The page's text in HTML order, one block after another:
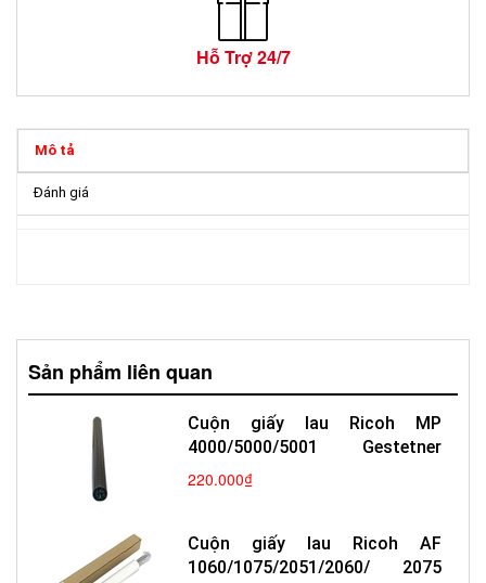
Hỗ Trợ 24/7
Mô tả
Đánh giá
Sản phẩm liên quan
Cuộn giấy lau Ricoh MP
4000/5000/5001 Gestetner
4000
220.000₫
Cuộn giấy lau Ricoh AF
1060/1075/2051/2060/ 2075